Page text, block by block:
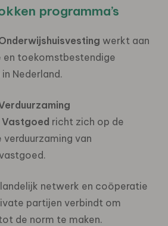
programma’s
werkt aan
en toekomstbestendige
Nederland.
richt zich op de
verduurzaming van
netwerk en coöperatie
partijen verbindt om
de norm te maken.